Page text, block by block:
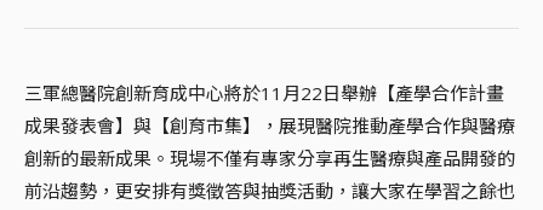
三軍總醫院創新育成中心將於11月22日舉辦【產學合作計畫
成果發表會】與【創育市集】，展現醫院推動產學合作與醫療
創新的最新成果。現場不僅有專家分享再生醫療與產品開發的
前沿趨勢，更安排有獎徵答與抽獎活動，讓大家在學習之餘也